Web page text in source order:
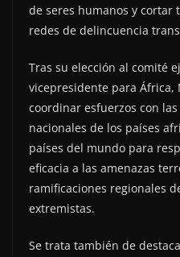
de seres humanos y cortar
redes de delincuencia
Tras su elección al comité
vicepresidente para África,
coordinar esfuerzos con
nacionales de los países
países del mundo para
eficacia a las amenazas
ramificaciones regionales
extremistas.
Se trata también de